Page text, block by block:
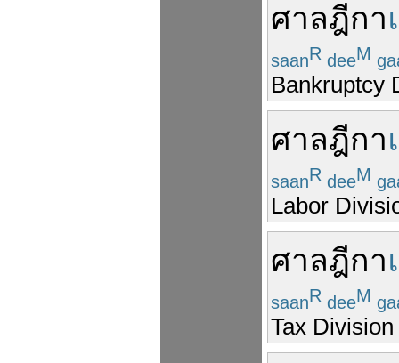
ศาลฎีกา
saanR deeM
Bankruptcy
ศาลฎีกา
saanR deeM
Labor
ศาลฎีกา
saanR deeM
Tax